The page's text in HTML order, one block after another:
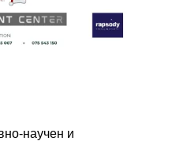
научен и